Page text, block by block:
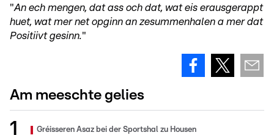
"An ech mengen, dat ass och dat, wat eis erausgerappt
huet, wat mer net opginn an zesummenhalen a mer dat
Positiivt gesinn."
Am meeschte gelies
Gréisseren Asaz bei der Sportshal zu Housen